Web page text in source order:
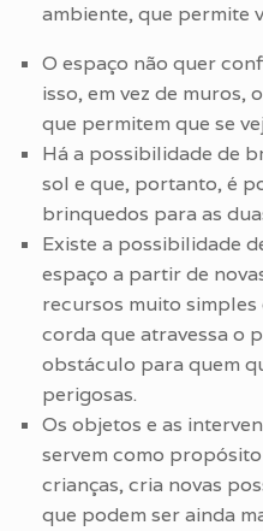
ambiente, que permite
O espaço não quer
isso, em vez de muros,
que permitem que se
Há a possibilidade de
sol e que, portanto, é
brinquedos para as
Existe a possibilidade
espaço a partir de
recursos muito
corda que atravessa o
obstáculo para quem
perigosas.
Os objetos e as
servem como
crianças, cria novas
que podem ser ainda